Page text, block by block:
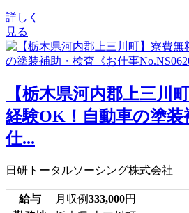
詳しく
見る
【栃木県河内郡上三川
経験OK！自動車の塗装
仕...
日研トータルソーシング株式会社
給与 月収例333,000円